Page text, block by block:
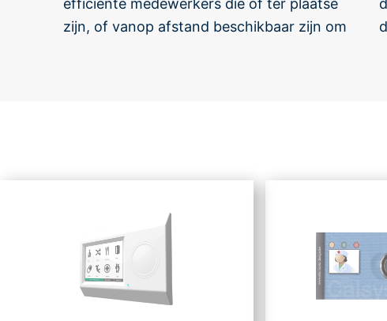
efficiënte medewerkers die of ter plaatse
zijn, of vanop afstand beschikbaar zijn om
dienstenaanbod te optimaliseren en elke